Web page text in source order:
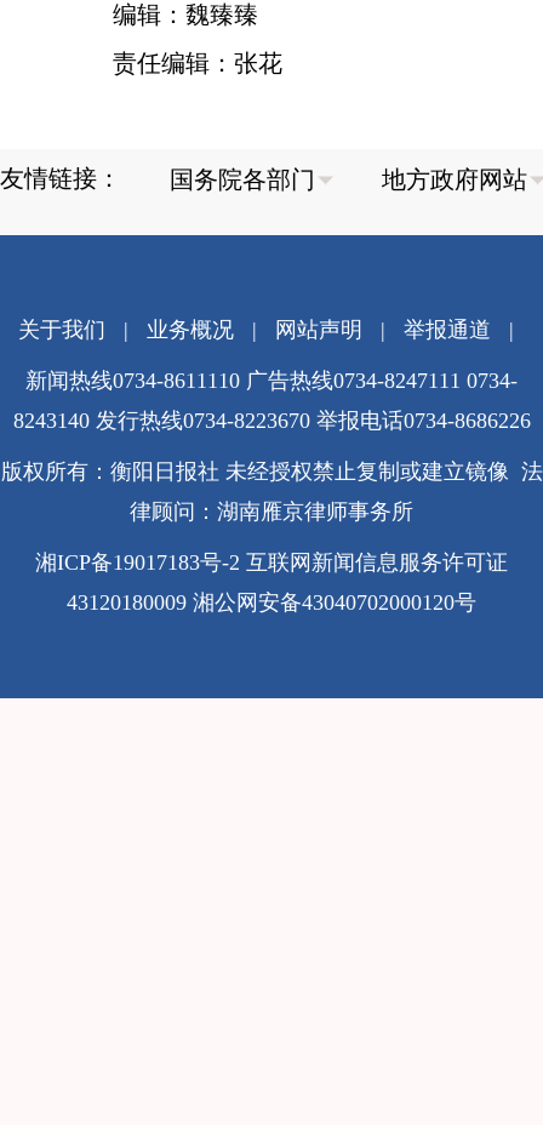
编辑：魏臻臻
责任编辑：张花
友情链接：
关于我们 | 业务概况| 网站声明 | 举报通道 |
新闻热线0734-8611110 广告热线0734-8247111 0734-
8243140 发行热线0734-8223670 举报电话0734-8686226
版权所有：衡阳日报社 未经授权禁止复制或建立镜像 法
律顾问：湖南雁京律师事务所
湘ICP备19017183号-2 互联网新闻信息服务许可证
43120180009 湘公网安备43040702000120号